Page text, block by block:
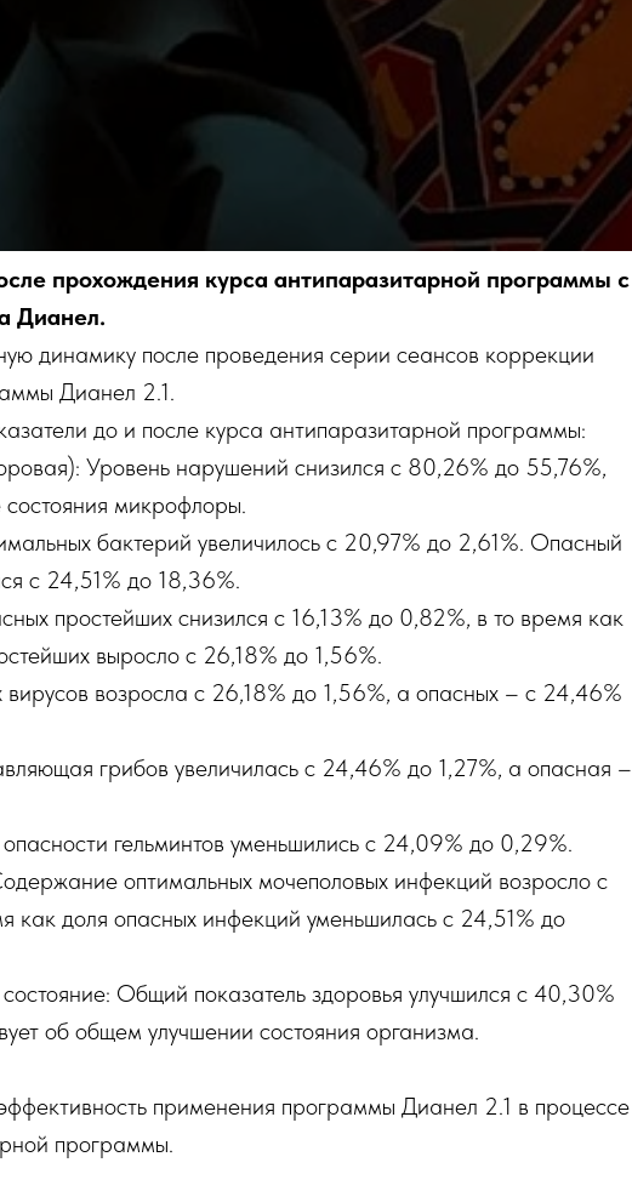
прохождения курса антипаразитарной программы с
Дианел.
динамику после проведения серии сеансов коррекции
Дианел 2.1.
до и после курса антипаразитарной программы:
Уровень нарушений снизился с 80,26% до 55,76%,
состояния микрофлоры.
бактерий увеличилось с 20,97% до 2,61%. Опасный
с 24,51% до 18,36%.
простейших снизился с 16,13% до 0,82%, в то время как
выросло с 26,18% до 1,56%.
возросла с 26,18% до 1,56%, а опасных – с 24,46%
грибов увеличилась с 24,46% до 1,27%, а опасная –
гельминтов уменьшились с 24,09% до 0,29%.
оптимальных мочеполовых инфекций возросло с
как доля опасных инфекций уменьшилась с 24,51% до
Общий показатель здоровья улучшился с 40,30%
об общем улучшении состояния организма.
применения программы Дианел 2.1 в процессе
программы.